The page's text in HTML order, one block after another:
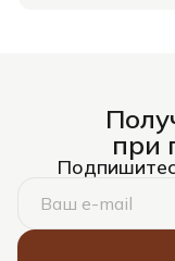
при